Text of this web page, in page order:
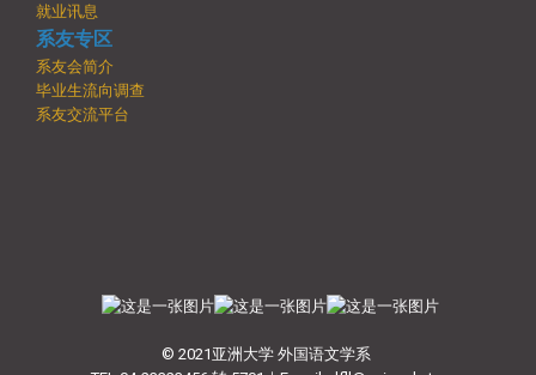
就业讯息
系友专区
系友会简介
毕业生流向调查
系友交流平台
© 2021亚洲大学 外国语文学系